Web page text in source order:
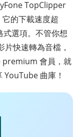
TopClipper
它的下載速度超
式選項。不管你想
快速轉為音檔，
premium 會員，就
曲庫！